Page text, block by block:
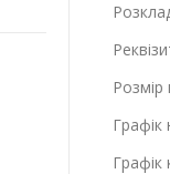
Розмір
Графік
Графік